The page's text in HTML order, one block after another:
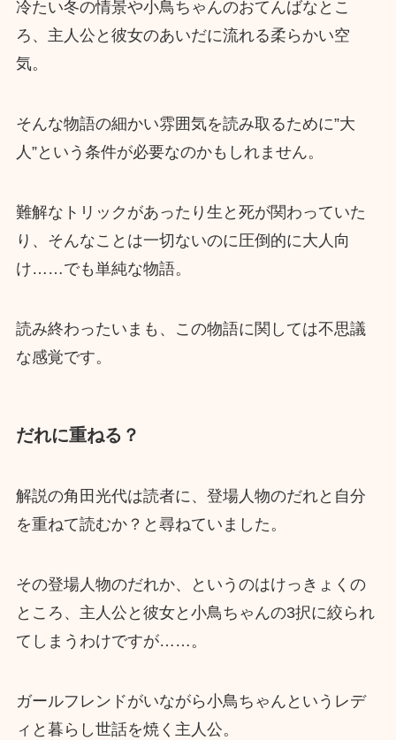
冷たい冬の情景や小鳥ちゃんのおてんばなとこ
ろ、主人公と彼女のあいだに流れる柔らかい空
気。
そんな物語の細かい雰囲気を読み取るために”大
人”という条件が必要なのかもしれません。
難解なトリックがあったり生と死が関わっていた
り、そんなことは一切ないのに圧倒的に大人向
け……でも単純な物語。
読み終わったいまも、この物語に関しては不思議
な感覚です。
だれに重ねる？
解説の角田光代は読者に、登場人物のだれと自分
を重ねて読むか？と尋ねていました。
その登場人物のだれか、というのはけっきょくの
ところ、主人公と彼女と小鳥ちゃんの3択に絞られ
てしまうわけですが……。
ガールフレンドがいながら小鳥ちゃんというレデ
ィと暮らし世話を焼く主人公。